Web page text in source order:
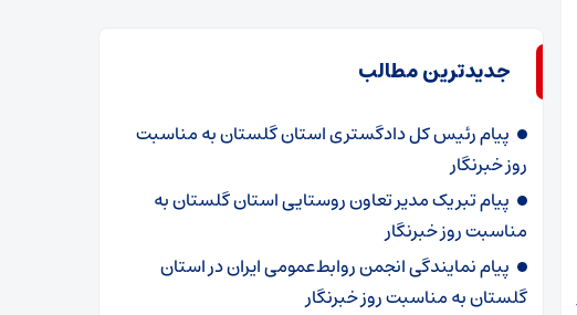
جدیدترین مطالب
پیام رئیس کل دادگستری استان گلستان به مناسبت
روز خبرنگار
پیام تبریک مدیر تعاون روستایی استان گلستان به
مناسبت روز خبرنگار
پیام نمایندگی انجمن روابط‌عمومی ایران در استان
گلستان به مناسبت روز خبرنگار